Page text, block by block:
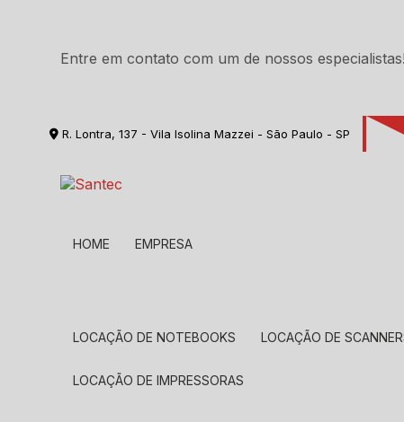
Entre em contato com um de nossos especialistas!
R. Lontra, 137 - Vila Isolina Mazzei - São Paulo - SP
HOME EMPRESA
LOCAÇÃO DE NOTEBOOKS LOCAÇÃO DE
LOCAÇÃO DE IMPRESSORAS